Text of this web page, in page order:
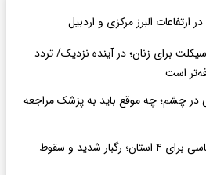
ارتفاعات البرز مرکزی و اردبیل
برای زنان؛ در آینده نزدیک/ تردد
است
در چشم؛ چه موقع باید به پزشک مراجعه
هشدار نارنجی هواشناسی برای ۴ استان؛ رگبار شدید و سقوط